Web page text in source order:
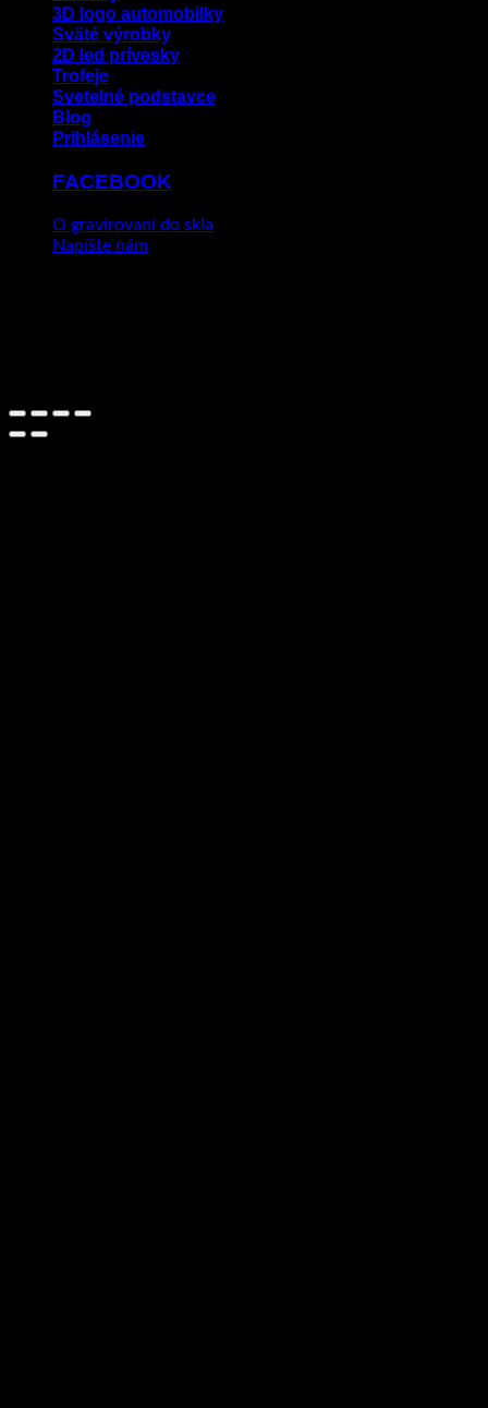
3D logo automobilky
Sväté výrobky
2D led prívesky
Trofeje
Svetelné podstavce
Blog
Prihlásenie
FACEBOOK
O gravírovaní do skla
Napíšte nám